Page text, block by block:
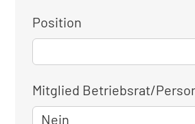
Position
Mitglied Betriebsrat/